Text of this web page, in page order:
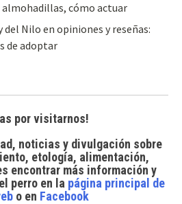
almohadillas, cómo actuar
del Nilo en opiniones y reseñas:
de adoptar
por visitarnos!
noticias y divulgación sobre
etología, alimentación,
encontrar más información y
perroen la página principal de
o en Facebook